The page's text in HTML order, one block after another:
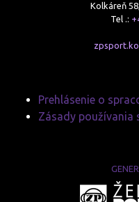
Kolkáreň
Tel .:
Prehlásenie o
Zásady používania